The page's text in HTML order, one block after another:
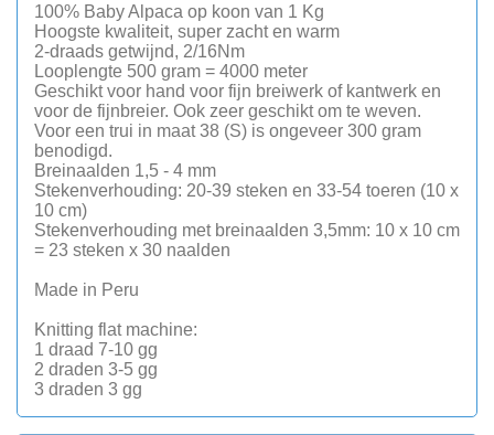
100% Baby Alpaca op koon van 1 Kg
Hoogste kwaliteit, super zacht en warm
2-draads getwijnd, 2/16Nm
Looplengte 500 gram = 4000 meter
Geschikt voor hand voor fijn breiwerk of kantwerk en
voor de fijnbreier. Ook zeer geschikt om te weven.
Voor een trui in maat 38 (S) is ongeveer 300 gram
benodigd.
Breinaalden 1,5 - 4 mm
Stekenverhouding: 20-39 steken en 33-54 toeren (10 x
10 cm)
Stekenverhouding met breinaalden 3,5mm: 10 x 10 cm
= 23 steken x 30 naalden
Made in Peru
Knitting flat machine:
1 draad 7-10 gg
2 draden 3-5 gg
3 draden 3 gg